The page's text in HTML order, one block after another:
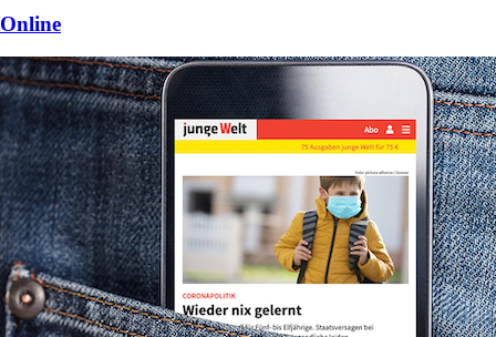
Online